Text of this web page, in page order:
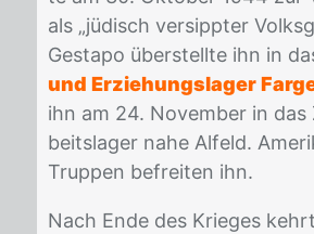
als „jü­disch ver­sipp­ter
Ge­sta­po über­stell­te ihn in
und Erziehungslager
ihn am 24. No­vem­ber in
beits­la­ger nahe Al­feld.
Trup­pen be­frei­ten ihn.
Nach Ende des Krie­ges